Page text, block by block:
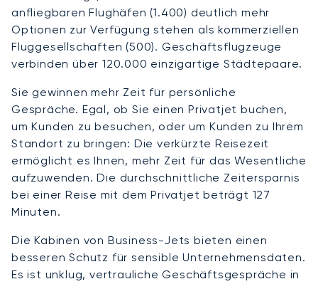
anfliegbaren Flughäfen (1.400) deutlich mehr
Optionen zur Verfügung stehen als kommerziellen
Fluggesellschaften (500). Geschäftsflugzeuge
verbinden über 120.000 einzigartige Städtepaare.
Sie gewinnen mehr Zeit für persönliche
Gespräche. Egal, ob Sie einen Privatjet buchen,
um Kunden zu besuchen, oder um Kunden zu Ihrem
Standort zu bringen: Die verkürzte Reisezeit
ermöglicht es Ihnen, mehr Zeit für das Wesentliche
aufzuwenden. Die durchschnittliche Zeitersparnis
bei einer Reise mit dem Privatjet beträgt 127
Minuten.
Die Kabinen von Business-Jets bieten einen
besseren Schutz für sensible Unternehmensdaten.
Es ist unklug, vertrauliche Geschäftsgespräche in